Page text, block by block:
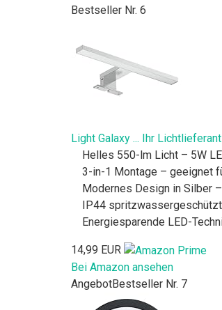
Bestseller Nr. 6
Light Galaxy ... Ihr
Helles 550-lm Licht – 5W
3-in-1 Montage – geeignet
Modernes Design in Silber
IP44
Energiesparende LED-
14,99 EUR
Bei Amazon ansehen
AngebotBestseller Nr. 7